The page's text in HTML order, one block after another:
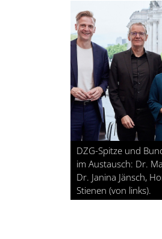
DZG-Spitze und
im Austausch: Dr.
Dr. Janina Jänsch,
Stienen (von links).